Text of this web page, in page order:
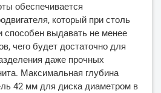
обеспечивается
который при столь
выдавать не менее
чего будет достаточно для
даже прочных
Максимальная глубина
42 мм для диска диаметром в